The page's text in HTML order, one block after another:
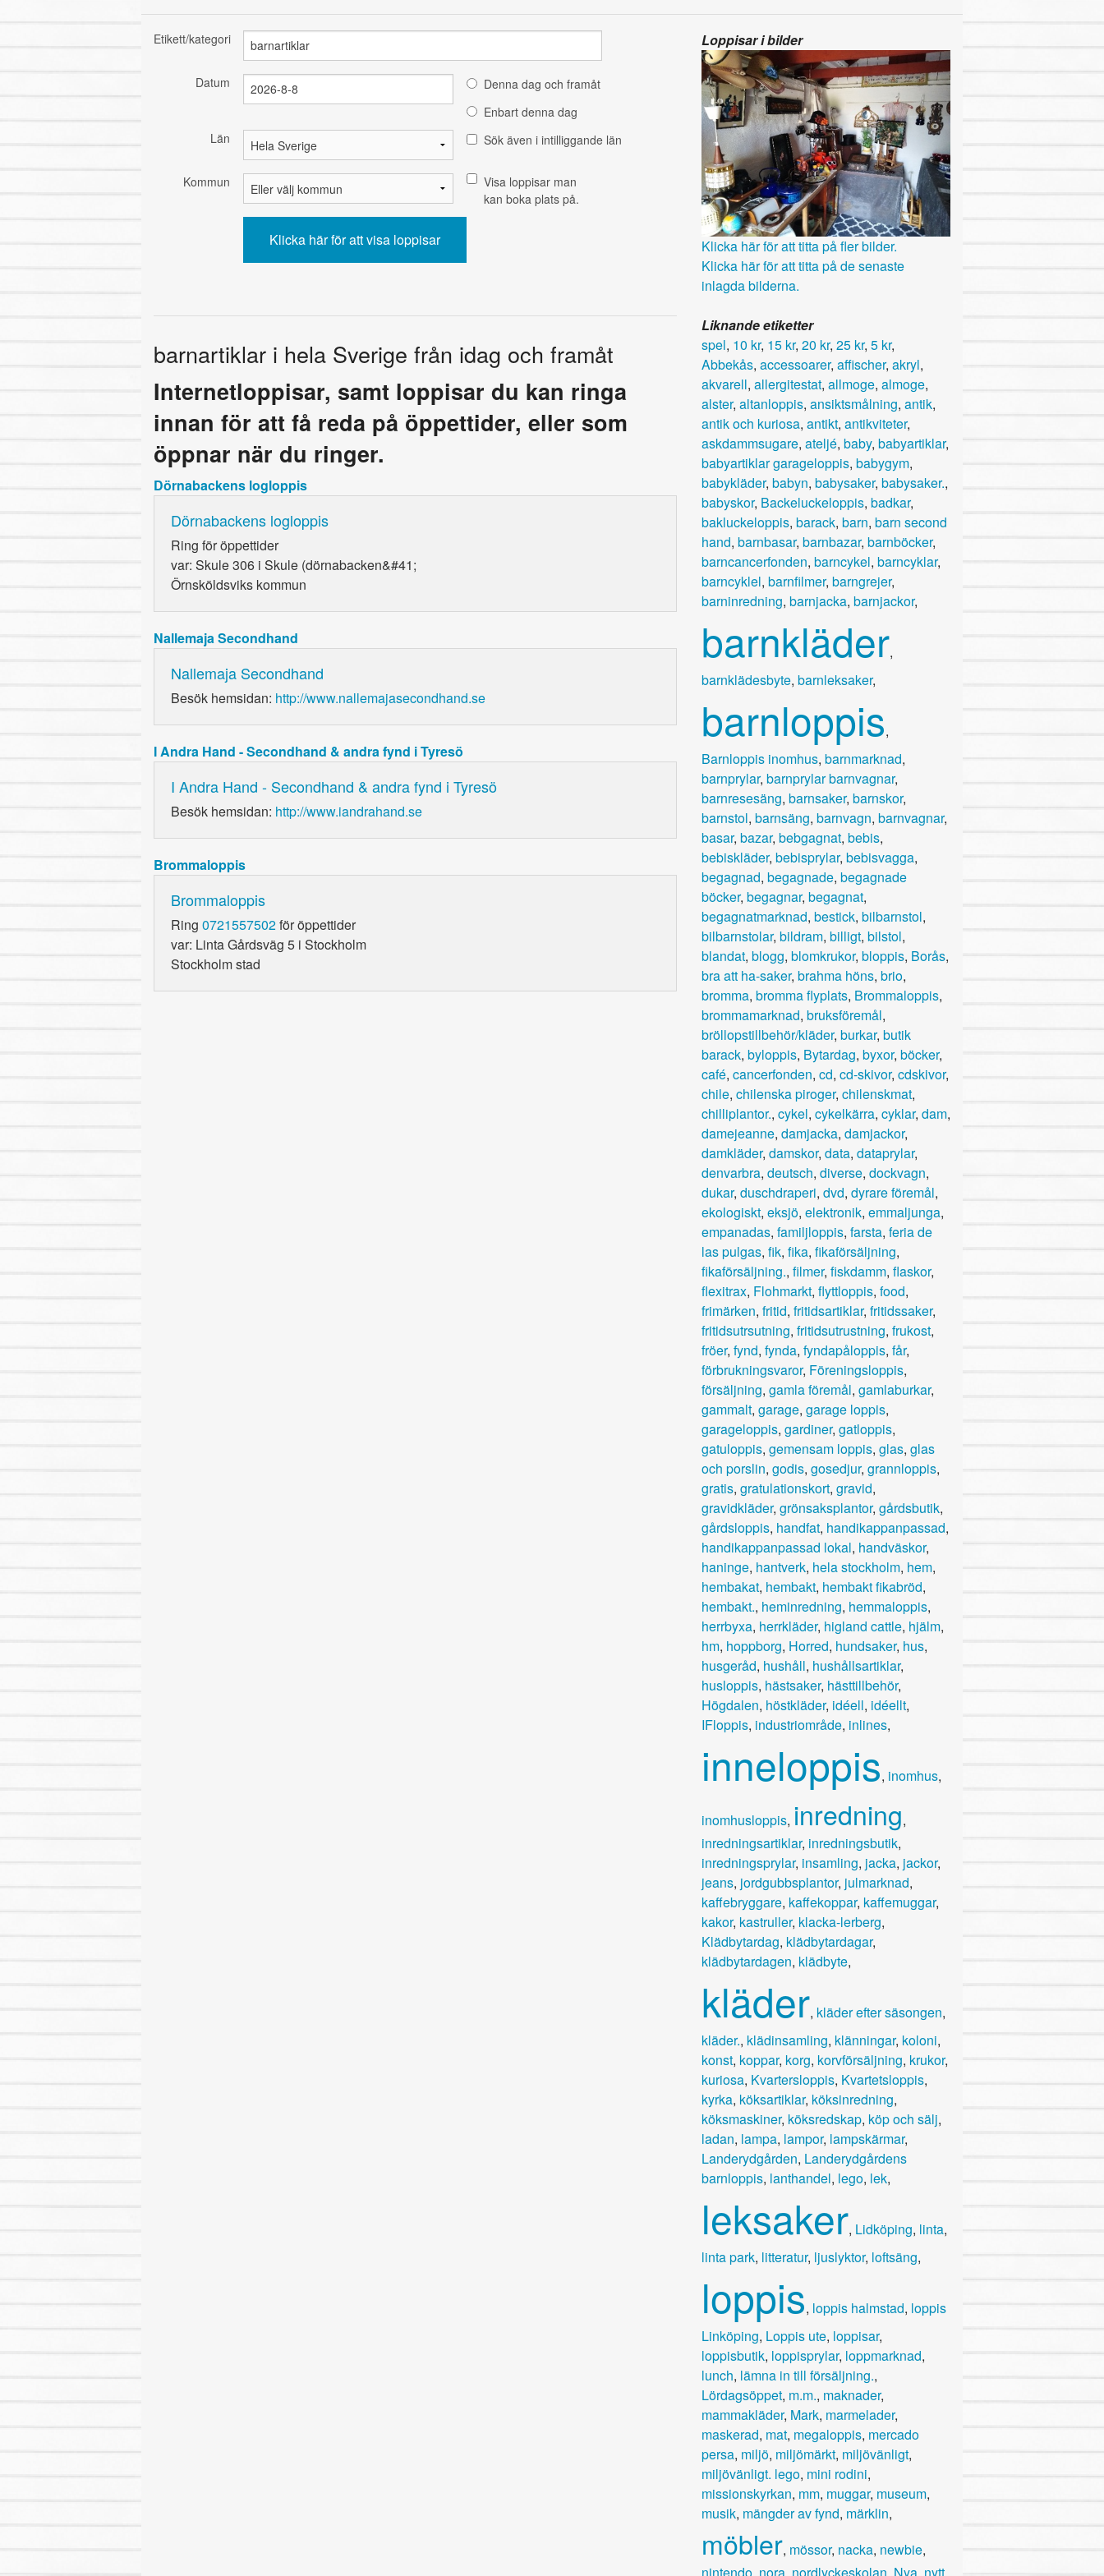
Etikett/kategori
Datum
Denna dag och framåt
Enbart denna dag
Län
Sök även i intilliggande län
Kommun
Visa loppisar man
kan boka plats på.
barnartiklar i hela Sverige från idag och framåt
Internetloppisar, samt loppisar du kan ringa
innan för att få reda på öppettider, eller som
öppnar när du ringer.
Dörnabackens logloppis
Dörnabackens logloppis
Ring för öppettider
var: Skule 306 i Skule (dörnabacken&#41;
Örnsköldsviks kommun
Nallemaja Secondhand
Nallemaja Secondhand
Besök hemsidan: http://www.nallemajasecondhand.se
I Andra Hand - Secondhand & andra fynd i Tyresö
I Andra Hand - Secondhand & andra fynd i Tyresö
Besök hemsidan: http://www.iandrahand.se
Brommaloppis
Brommaloppis
Ring 0721557502för öppettider
var: Linta Gårdsväg 5 i Stockholm
Stockholm stad
Loppisar i bilder
Klicka här för att titta på fler bilder.
Klicka här för att titta på de senaste
inlagda bilderna.
Liknande etiketter
spel, 10 kr, 15 kr, 20 kr, 25 kr, 5 kr,
Abbekås, accessoarer, affischer, akryl,
akvarell, allergitestat, allmoge, almoge,
alster, altanloppis, ansiktsmålning, antik,
antik och kuriosa, antikt, antikviteter,
askdammsugare, ateljé, baby, babyartiklar,
babyartiklar garageloppis, babygym,
babykläder, babyn, babysaker, babysaker.,
babyskor, Backeluckeloppis, badkar,
bakluckeloppis, barack, barn, barn second
hand, barnbasar, barnbazar, barnböcker,
barncancerfonden, barncykel, barncyklar,
barncyklel, barnfilmer, barngrejer,
barninredning, barnjacka, barnjackor,
barnkläder,
barnklädesbyte, barnleksaker,
barnloppis,
Barnloppis inomhus, barnmarknad,
barnprylar, barnprylar barnvagnar,
barnresesäng, barnsaker, barnskor,
barnstol, barnsäng, barnvagn, barnvagnar,
basar, bazar, bebgagnat, bebis,
bebiskläder, bebisprylar, bebisvagga,
begagnad, begagnade, begagnade
böcker, begagnar, begagnat,
begagnatmarknad, bestick, bilbarnstol,
bilbarnstolar, bildram, billigt, bilstol,
blandat, blogg, blomkrukor, bloppis, Borås,
bra att ha-saker, brahma höns, brio,
bromma, bromma flyplats, Brommaloppis,
brommamarknad, bruksföremål,
bröllopstillbehör/kläder, burkar, butik
barack, byloppis, Bytardag, byxor, böcker,
café, cancerfonden, cd, cd-skivor, cdskivor,
chile, chilenska piroger, chilenskmat,
chilliplantor., cykel, cykelkärra, cyklar, dam,
damejeanne, damjacka, damjackor,
damkläder, damskor, data, dataprylar,
denvarbra, deutsch, diverse, dockvagn,
dukar, duschdraperi, dvd, dyrare föremål,
ekologiskt, eksjö, elektronik, emmaljunga,
empanadas, familjloppis, farsta, feria de
las pulgas, fik, fika, fikaförsäljning,
fikaförsäljning., filmer, fiskdamm, flaskor,
flexitrax, Flohmarkt, flyttloppis, food,
frimärken, fritid, fritidsartiklar, fritidssaker,
fritidsutrsutning, fritidsutrustning, frukost,
fröer, fynd, fynda, fyndapåloppis, får,
förbrukningsvaror, Föreningsloppis,
försäljning, gamla föremål, gamlaburkar,
gammalt, garage, garage loppis,
garageloppis, gardiner, gatloppis,
gatuloppis, gemensam loppis, glas, glas
och porslin, godis, gosedjur, grannloppis,
gratis, gratulationskort, gravid,
gravidkläder, grönsaksplantor, gårdsbutik,
gårdsloppis, handfat, handikappanpassad,
handikappanpassad lokal, handväskor,
haninge, hantverk, hela stockholm, hem,
hembakat, hembakt, hembakt fikabröd,
hembakt., heminredning, hemmaloppis,
herrbyxa, herrkläder, higland cattle, hjälm,
hm, hoppborg, Horred, hundsaker, hus,
husgeråd, hushåll, hushållsartiklar,
husloppis, hästsaker, hästtillbehör,
Högdalen, höstkläder, idéell, idéellt,
IFloppis, industriområde, inlines,
inneloppis, inomhus,
inomhusloppis, inredning,
inredningsartiklar, inredningsbutik,
inredningsprylar, insamling, jacka, jackor,
jeans, jordgubbsplantor, julmarknad,
kaffebryggare, kaffekoppar, kaffemuggar,
kakor, kastruller, klacka-lerberg,
Klädbytardag, klädbytardagar,
klädbytardagen, klädbyte,
kläder, kläder efter säsongen,
kläder., klädinsamling, klänningar, koloni,
konst, koppar, korg, korvförsäljning, krukor,
kuriosa, Kvartersloppis, Kvartetsloppis,
kyrka, köksartiklar, köksinredning,
köksmaskiner, köksredskap, köp och sälj,
ladan, lampa, lampor, lampskärmar,
Landerydgården, Landerydgårdens
barnloppis, lanthandel, lego, lek,
leksaker, Lidköping, linta,
linta park, litteratur, ljuslyktor, loftsäng,
loppis, loppis halmstad, loppis
Linköping, Loppis ute, loppisar,
loppisbutik, loppisprylar, loppmarknad,
lunch, lämna in till försäljning.,
Lördagsöppet, m.m., maknader,
mammakläder, Mark, marmelader,
maskerad, mat, megaloppis, mercado
persa, miljö, miljömärkt, miljövänligt,
miljövänligt. lego, mini rodini,
missionskyrkan, mm, muggar, museum,
musik, mängder av fynd, märklin,
möbler, mössor, nacka, newbie,